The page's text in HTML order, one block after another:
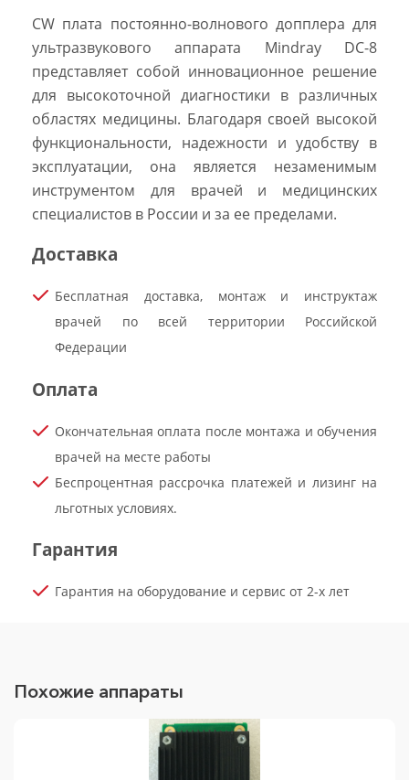
CW плата постоянно-волнового допплера для
ультразвукового аппарата Mindray DC-8
представляет собой инновационное решение
для высокоточной диагностики в различных
областях медицины. Благодаря своей высокой
функциональности, надежности и удобству в
эксплуатации, она является незаменимым
инструментом для врачей и медицинских
специалистов в России и за ее пределами.
Доставка
Бесплатная доставка, монтаж и инструктаж
врачей по всей территории Российской
Федерации
Оплата
Окончательная оплата после монтажа и обучения
врачей на месте работы
Беспроцентная рассрочка платежей и лизинг на
льготных условиях.
Гарантия
Гарантия на оборудование и сервис от 2-х лет
Похожие аппараты